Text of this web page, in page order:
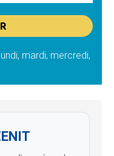
mardi, mercredi,